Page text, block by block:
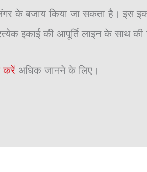
के बजाय किया जा सकता है। इस
इकाई की आपूर्ति लाइन के साथ की
करें अधिक जानने के लिए।